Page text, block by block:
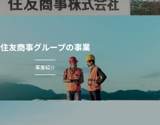
住友商事グループの事業
事業紹介